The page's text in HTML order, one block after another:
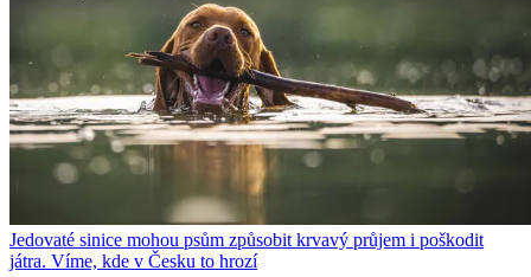
Jedovaté sinice mohou psům způsobit krvavý průjem i poškodit
játra. Víme, kde v Česku to hrozí